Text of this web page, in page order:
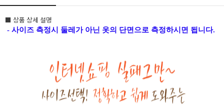
■ 상품 상세 설명
- 사이즈 측정시 둘레가 아닌 옷의 단면으로 측정하시면 됩니다.